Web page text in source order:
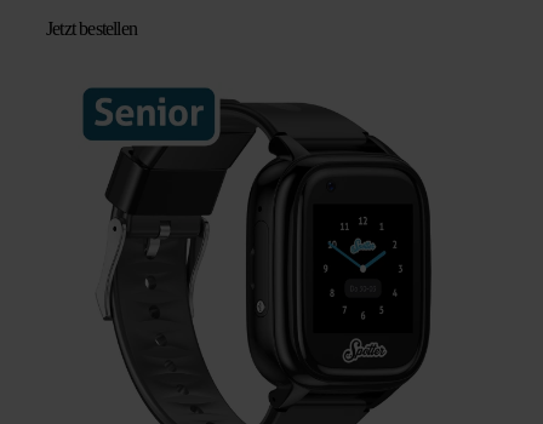
war:
ist:
Jetzt bestellen